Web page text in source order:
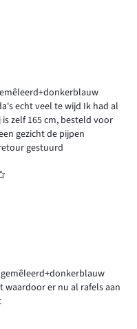
echt veel te wijd Ik had al
zelf 165 cm, besteld voor
gezicht de pijpen
gestuurd
waardoor er nu al rafels aan